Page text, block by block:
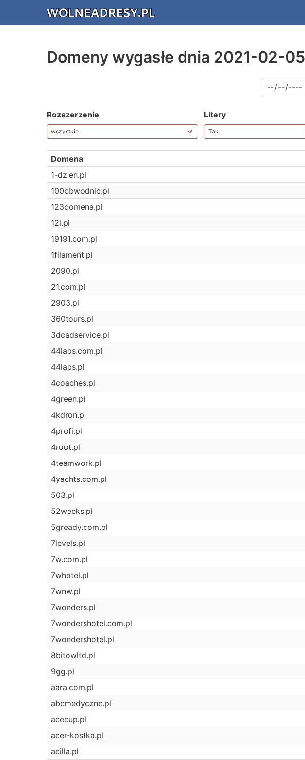
Domeny wygasłe dnia 2021-02-05
Rozszerzenie Litery
Domena
1-dzien.pl
100obwodnic.pl
123domena.pl
12l.pl
19191.com.pl
1filament.pl
2090.pl
21.com.pl
2903.pl
360tours.pl
3dcadservice.pl
44labs.com.pl
44labs.pl
4coaches.pl
4green.pl
4kdron.pl
4profi.pl
4root.pl
4teamwork.pl
4yachts.com.pl
503.pl
52weeks.pl
5gready.com.pl
7levels.pl
7w.com.pl
7whotel.pl
7wnw.pl
7wonders.pl
7wondershotel.com.pl
7wondershotel.pl
8bitowltd.pl
9gg.pl
aara.com.pl
abcmedyczne.pl
acecup.pl
acer-kostka.pl
acilla.pl